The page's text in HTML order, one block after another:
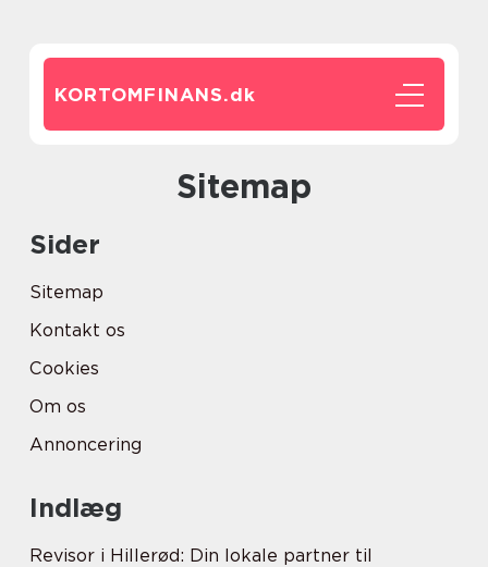
KORTOMFINANS.dk
Sitemap
Sider
Sitemap
Kontakt os
Cookies
Om os
Annoncering
Indlæg
Revisor i Hillerød: Din lokale partner til